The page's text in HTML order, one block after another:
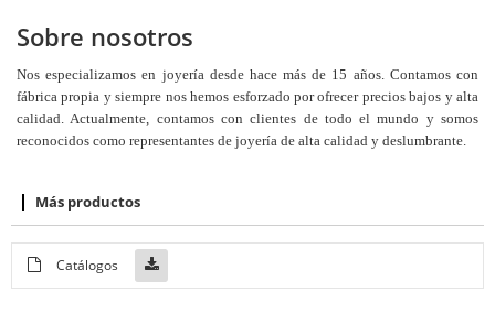
Sobre nosotros
Nos especializamos en joyería desde hace más de 15 años. Contamos con
fábrica propia y siempre nos hemos esforzado por ofrecer precios bajos y alta
calidad. Actualmente, contamos con clientes de todo el mundo y somos
reconocidos como representantes de joyería de alta calidad y deslumbrante.
Más productos
Catálogos